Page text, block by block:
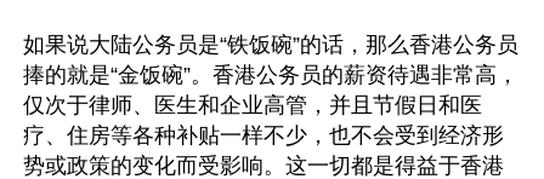
如果说大陆公务员是“铁饭碗”的话，那么香港公务员
捧的就是“金饭碗”。香港公务员的薪资待遇非常高，
仅次于律师、医生和企业高管，并且节假日和医
疗、住房等各种补贴一样不少，也不会受到经济形
势或政策的变化而受影响。这一切都是得益于香港